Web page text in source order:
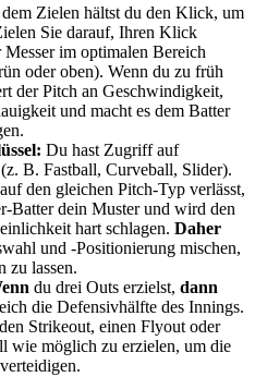
Zielen hältst du den Klick, um
Sie darauf, Ihren Klick
im optimalen Bereich
oder oben). Wenn du zu früh
der Pitch an Geschwindigkeit,
und macht es dem Batter
Du hast Zugriff auf
B. Fastball, Curveball, Slider).
den gleichen Pitch-Typ verlässt,
Batter dein Muster und wird den
hart schlagen. Daher
und -Positionierung mischen,
zu lassen.
du drei Outs erzielst, dann
die Defensivhälfte des Innings.
Strikeout, einen Flyout oder
wie möglich zu erzielen, um die